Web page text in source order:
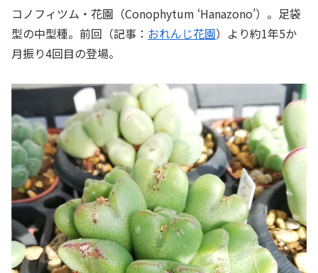
コノフィツム・花園（Conophytum ‘Hanazono’）。足袋
型の中型種。前回（記事： おれんじ花園）より約1年5か
月振り4回目の登場。